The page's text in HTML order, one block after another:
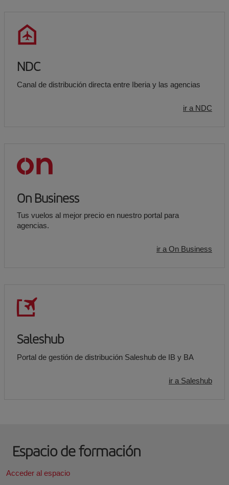
NDC
Canal de distribución directa entre Iberia y las agencias
ir a NDC
On Business
Tus vuelos al mejor precio en nuestro portal para
agencias.
ir a On Business
Saleshub
Portal de gestión de distribución Saleshub de IB y BA
ir a Saleshub
Espacio de formación
Acceder al espacio